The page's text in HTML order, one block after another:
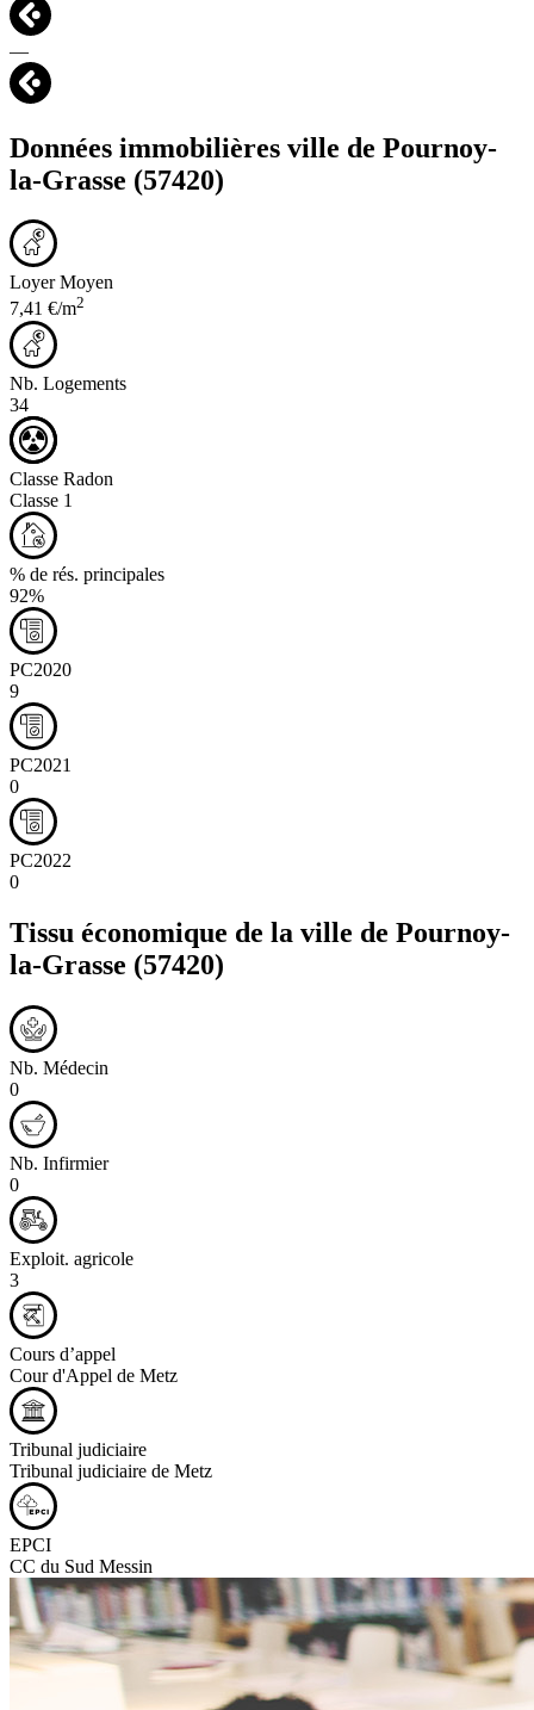
—
Données immobilières ville de Pournoy-
la-Grasse (57420)
Loyer Moyen
7,41 €/m2
Nb. Logements
34
Classe Radon
Classe 1
% de rés. principales
92%
PC2020
9
PC2021
0
PC2022
0
Tissu économique de la ville de Pournoy-
la-Grasse (57420)
Nb. Médecin
0
Nb. Infirmier
0
Exploit. agricole
3
Cours d’appel
Cour d'Appel de Metz
Tribunal judiciaire
Tribunal judiciaire de Metz
EPCI
CC du Sud Messin